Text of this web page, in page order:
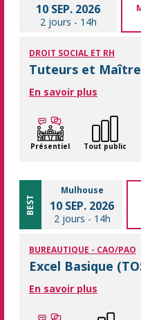
10 SEP. 2026
2 jours - 14h
DROIT SOCIAL ET RH
Tuteurs et
En savoir plus
Présentiel Tout public
BEST
Mulhouse
10 SEP. 2026
2 jours - 14h
BUREAUTIQUE - CAO/PAO
Excel Basique
En savoir plus